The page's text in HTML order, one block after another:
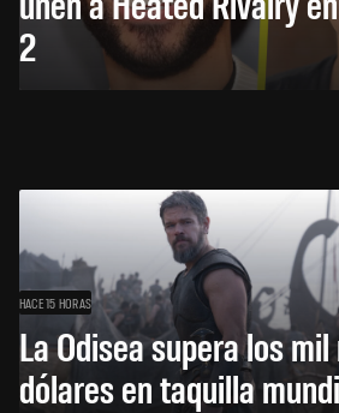
2
HACE 15 HORAS
La Odisea supera los
dólares en taquilla